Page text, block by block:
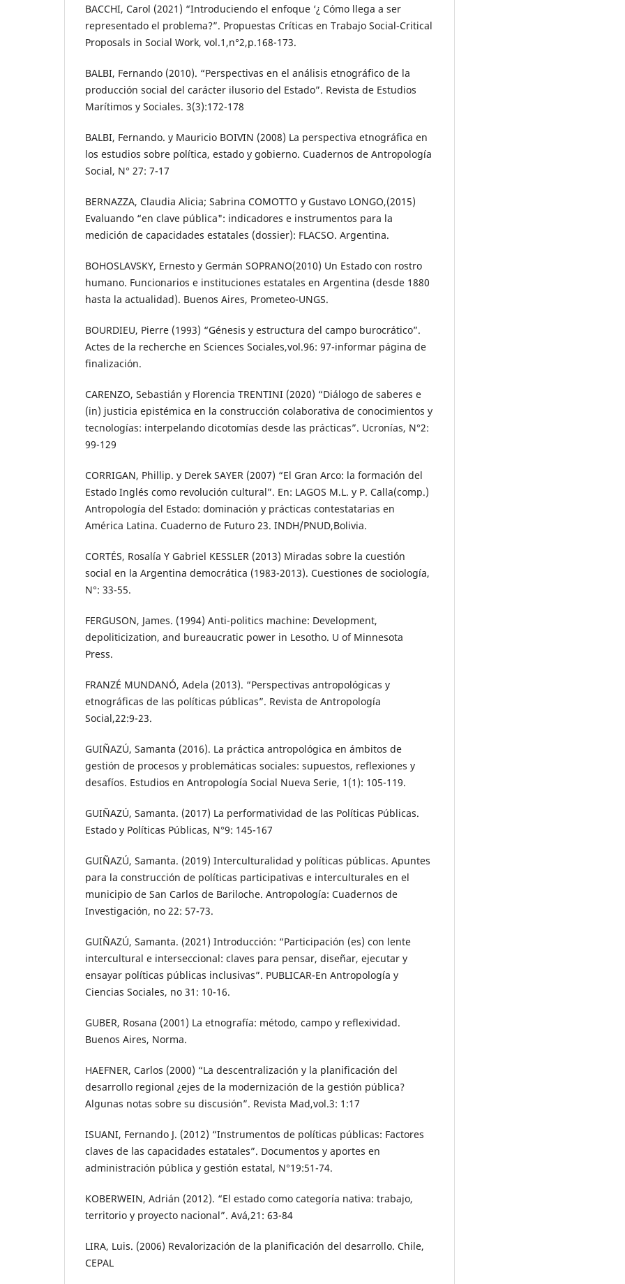
BACCHI, Carol (2021) “Introduciendo el enfoque ‘¿ Cómo llega a ser
representado el problema?”. Propuestas Críticas en Trabajo Social-Critical
Proposals in Social Work, vol.1,n°2,p.168-173.
BALBI, Fernando (2010). “Perspectivas en el análisis etnográfico de la
producción social del carácter ilusorio del Estado”. Revista de Estudios
Marítimos y Sociales. 3(3):172-178
BALBI, Fernando. y Mauricio BOIVIN (2008) La perspectiva etnográfica en
los estudios sobre política, estado y gobierno. Cuadernos de Antropología
Social, N° 27: 7-17
BERNAZZA, Claudia Alicia; Sabrina COMOTTO y Gustavo LONGO,(2015)
Evaluando “en clave pública": indicadores e instrumentos para la
medición de capacidades estatales (dossier): FLACSO. Argentina.
BOHOSLAVSKY, Ernesto y Germán SOPRANO(2010) Un Estado con rostro
humano. Funcionarios e instituciones estatales en Argentina (desde 1880
hasta la actualidad). Buenos Aires, Prometeo-UNGS.
BOURDIEU, Pierre (1993) “Génesis y estructura del campo burocrático”.
Actes de la recherche en Sciences Sociales,vol.96: 97-informar página de
finalización.
CARENZO, Sebastián y Florencia TRENTINI (2020) “Diálogo de saberes e
(in) justicia epistémica en la construcción colaborativa de conocimientos y
tecnologías: interpelando dicotomías desde las prácticas”. Ucronías, N°2:
99-129
CORRIGAN, Phillip. y Derek SAYER (2007) “El Gran Arco: la formación del
Estado Inglés como revolución cultural”. En: LAGOS M.L. y P. Calla(comp.)
Antropología del Estado: dominación y prácticas contestatarias en
América Latina. Cuaderno de Futuro 23. INDH/PNUD,Bolivia.
CORTÉS, Rosalía Y Gabriel KESSLER (2013) Miradas sobre la cuestión
social en la Argentina democrática (1983-2013). Cuestiones de sociología,
N°: 33-55.
FERGUSON, James. (1994) Anti-politics machine: Development,
depoliticization, and bureaucratic power in Lesotho. U of Minnesota
Press.
FRANZÉ MUNDANÓ, Adela (2013). “Perspectivas antropológicas y
etnográficas de las políticas públicas”. Revista de Antropología
Social,22:9-23.
GUIÑAZÚ, Samanta (2016). La práctica antropológica en ámbitos de
gestión de procesos y problemáticas sociales: supuestos, reflexiones y
desafíos. Estudios en Antropología Social Nueva Serie, 1(1): 105-119.
GUIÑAZÚ, Samanta. (2017) La performatividad de las Políticas Públicas.
Estado y Políticas Públicas, N°9: 145-167
GUIÑAZÚ, Samanta. (2019) Interculturalidad y políticas públicas. Apuntes
para la construcción de políticas participativas e interculturales en el
municipio de San Carlos de Bariloche. Antropología: Cuadernos de
Investigación, no 22: 57-73.
GUIÑAZÚ, Samanta. (2021) Introducción: “Participación (es) con lente
intercultural e interseccional: claves para pensar, diseñar, ejecutar y
ensayar políticas públicas inclusivas”. PUBLICAR-En Antropología y
Ciencias Sociales, no 31: 10-16.
GUBER, Rosana (2001) La etnografía: método, campo y reflexividad.
Buenos Aires, Norma.
HAEFNER, Carlos (2000) “La descentralización y la planificación del
desarrollo regional ¿ejes de la modernización de la gestión pública?
Algunas notas sobre su discusión”. Revista Mad,vol.3: 1:17
ISUANI, Fernando J. (2012) “Instrumentos de políticas públicas: Factores
claves de las capacidades estatales”. Documentos y aportes en
administración pública y gestión estatal, N°19:51-74.
KOBERWEIN, Adrián (2012). “El estado como categoría nativa: trabajo,
territorio y proyecto nacional”. Avá,21: 63-84
LIRA, Luis. (2006) Revalorización de la planificación del desarrollo. Chile,
CEPAL